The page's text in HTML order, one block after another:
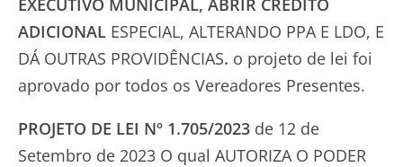
EXECUTIVO MUNICIPAL, ABRIR CRÉDITO
ADICIONAL ESPECIAL, ALTERANDO PPA E LDO, E
DÁ OUTRAS PROVIDÊNCIAS. o projeto de lei foi
aprovado por todos os Vereadores Presentes.
PROJETO DE LEI Nº 1.705/2023 de 12 de
Setembro de 2023 O qual AUTORIZA O PODER